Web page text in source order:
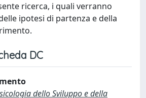
ricerca, i quali verranno
ipotesi di partenza e della
DC
dello Sviluppo e della